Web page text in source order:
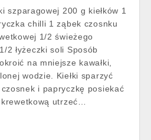
szparagowej 200 g kiełków 1
chilli 1 ząbek czosnku
1/2 świeżego
2 łyżeczki soli Sposób
na mniejsze kawałki,
wodzie. Kiełki sparzyć
i papryczkę posiekać
utrzeć…